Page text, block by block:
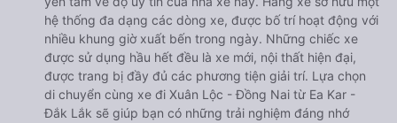
hệ thống đa dạng các dòng xe, được bố trí hoạt động với
nhiều khung giờ xuất bến trong ngày. Những chiếc xe
được sử dụng hầu hết đều là xe mới, nội thất hiện đại,
được trang bị đầy đủ các phương tiện giải trí. Lựa chọn
di chuyển cùng xe đi Xuân Lộc - Đồng Nai từ Ea Kar -
Đắk Lắk sẽ giúp bạn có những trải nghiệm đáng nhớ